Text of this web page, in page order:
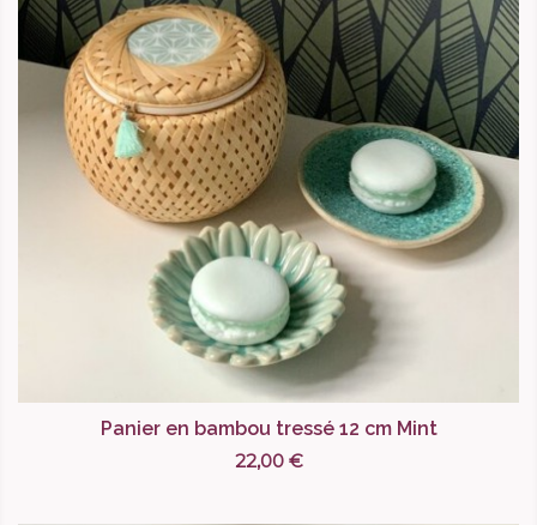
Panier en bambou tressé 12 cm Mint
22,00 €